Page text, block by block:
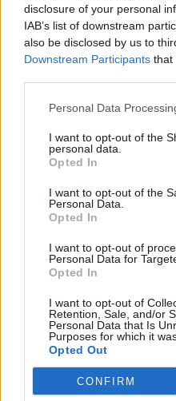
disclosure of your personal
IAB’s list of downstream
also be disclosed by us to
Downstream Participants that
Personal Data
I want to opt-out of the
personal data.
Opted In
I want to opt-out of the
Personal Data.
Opted In
I want to opt-out of
Personal Data for
Opted In
I want to opt-out of
Retention, Sale, and/or
Personal Data that Is
Purposes for which it
Opted Out
CONFIRM
nuolat veikiantį
teikti tinkamą biurą
Lietuvos regione,
mažiau kaip keturios
galutiniams naudos
Verslo centrai, verslo
skaitmeninių inovacijų
bendradarbystės
kviečiami registruotis
vyksiantį nuotolinį
agentūros ekspertai
šiuo kvietimu,
išlaidomis,
atsakys į rūpimus